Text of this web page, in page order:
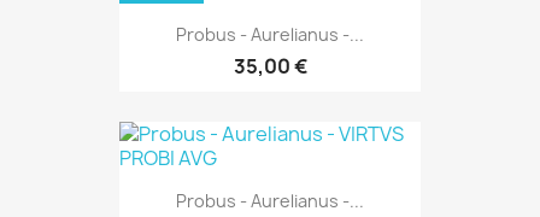
Probus - Aurelianus -...
35,00 €
Probus - Aurelianus -...